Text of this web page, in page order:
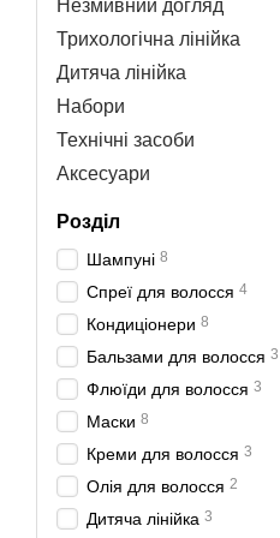
Незмивний догляд
Трихологічна лінійка
Дитяча лінійка
Набори
Технічні засоби
Аксесуари
Розділ
Шампуні 8
Спреї для волосся 4
Кондиціонери 8
Бальзами для волосся 3
Флюїди для волосся 3
Маски 8
Креми для волосся 3
Олія для волосся 2
Дитяча лінійка 3